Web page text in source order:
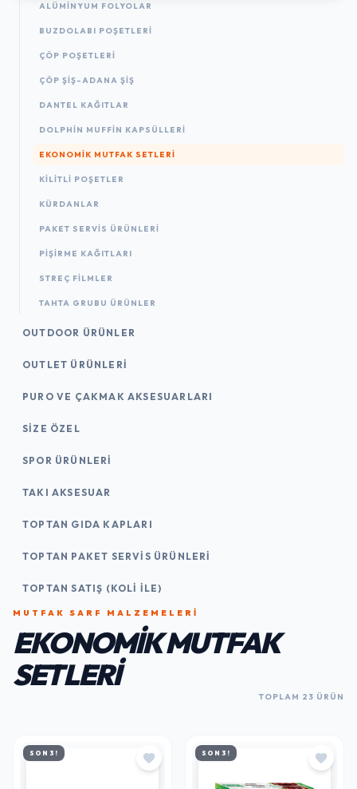
ALÜMINYUM FOLYOLAR
BUZDOLABI POŞETLERI
ÇÖP POŞETLERI
ÇÖP ŞIŞ-ADANA ŞIŞ
DANTEL KAĞITLAR
DOLPHIN MUFFIN KAPSÜLLERI
EKONOMIK MUTFAK SETLERI
KILITLI POŞETLER
KÜRDANLAR
PAKET SERVIS ÜRÜNLERI
PIŞIRME KAĞITLARI
STREÇ FILMLER
TAHTA GRUBU ÜRÜNLER
OUTDOOR ÜRÜNLER
OUTLET ÜRÜNLERI
PURO VE ÇAKMAK AKSESUARLARI
SIZE ÖZEL
SPOR ÜRÜNLERI
TAKI AKSESUAR
TOPTAN GIDA KAPLARI
TOPTAN PAKET SERVIS ÜRÜNLERI
TOPTAN SATIŞ (KOLI İLE)
MUTFAK SARF MALZEMELERI
EKONOMIK MUTFAK
SETLERI
TOPLAM 23 ÜRÜN
SON 3! SON 3!